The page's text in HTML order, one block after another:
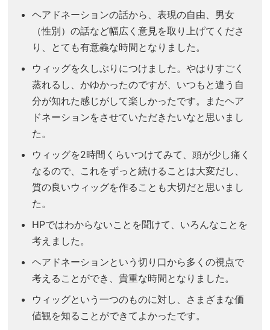
ヘアドネーションの話から、表現の自由、男女
（性別）の話など幅広く意見を取り上げてくださ
り、とても有意義な時間となりました。
ウィッグを久しぶりにつけました。やはりすごく
蒸れるし、かゆかったのですが、いつもと違う自
分が知れた感じがして楽しかったです。またヘア
ドネーションをさせていただきたいなと思いまし
た。
ウィッグを2時間くらいつけてみて、頭が少し痛く
なるので、これをずっと続けることは大変だし、
質の良いウィッグを作ることも大切だと思いまし
た。
HPではわからないことを聞けて、いろんなことを
考えました。
ヘアドネーションという切り口から多くの視点で
考えることができ、貴重な時間となりました。
ウィッグという一つのものに対し、さまざまな価
値観を知ることができてよかったです。